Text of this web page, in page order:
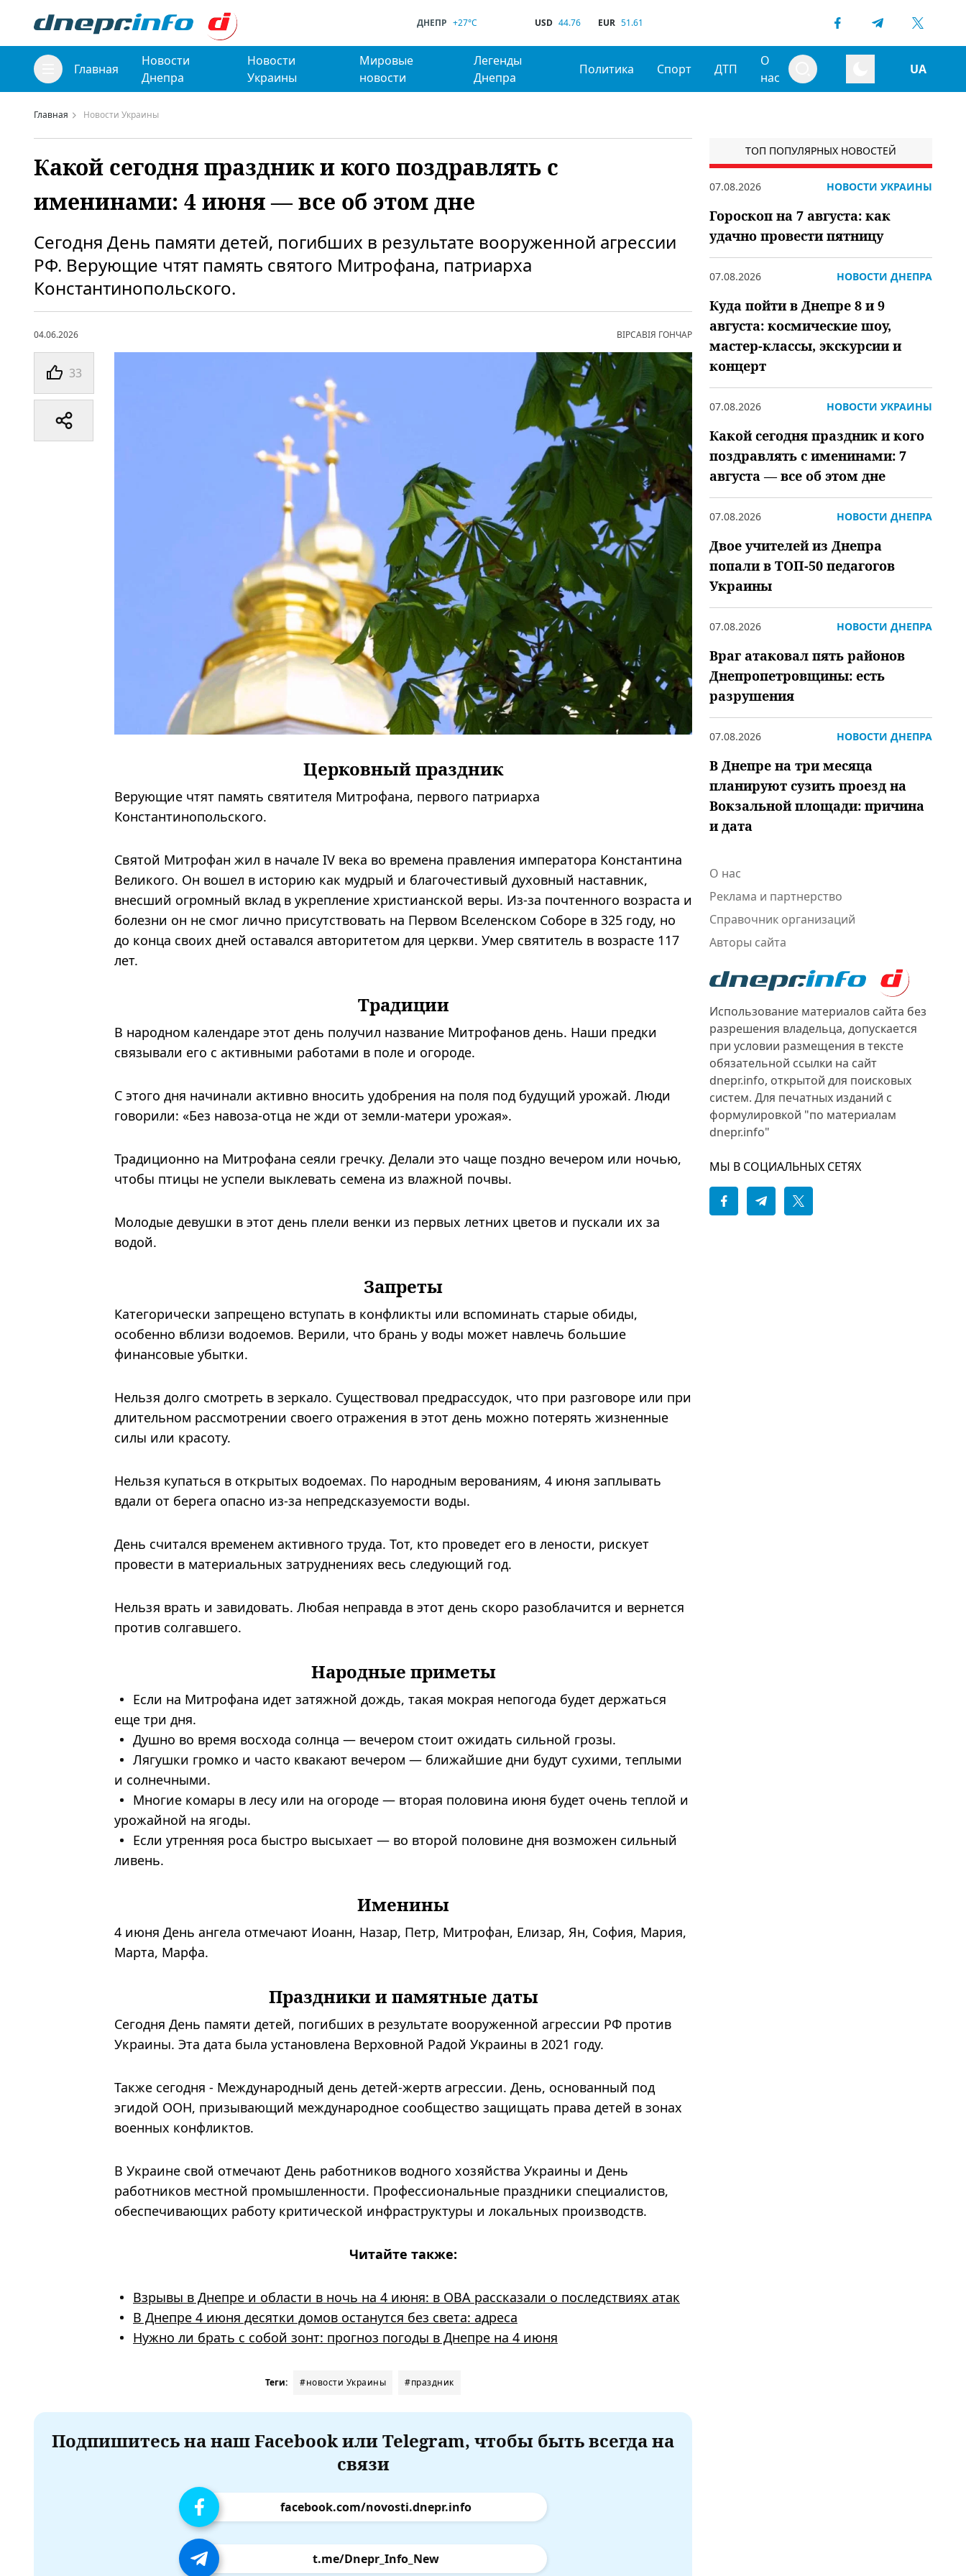
ДНЕПР +27°C USD 44.76 EUR 51.61
Главная
Новости
Днепра
Новости
Украины
Мировые
новости
Легенды
Днепра
Политика Спорт ДТП
О
нас
UA
Главная Новости Украины
Какой сегодня праздник и кого поздравлять с
именинами: 4 июня — все об этом дне
Сегодня День памяти детей, погибших в результате вооруженной агрессии
РФ. Верующие чтят память святого Митрофана, патриарха
Константинопольского.
04.06.2026 ВІРСАВІЯ ГОНЧАР
33
Церковный праздник
Верующие чтят память святителя Митрофана, первого патриарха
Константинопольского.
Святой Митрофан жил в начале IV века во времена правления императора Константина
Великого. Он вошел в историю как мудрый и благочестивый духовный наставник,
внесший огромный вклад в укрепление христианской веры. Из-за почтенного возраста и
болезни он не смог лично присутствовать на Первом Вселенском Соборе в 325 году, но
до конца своих дней оставался авторитетом для церкви. Умер святитель в возрасте 117
лет.
Традиции
В народном календаре этот день получил название Митрофанов день. Наши предки
связывали его с активными работами в поле и огороде.
С этого дня начинали активно вносить удобрения на поля под будущий урожай. Люди
говорили: «Без навоза-отца не жди от земли-матери урожая».
Традиционно на Митрофана сеяли гречку. Делали это чаще поздно вечером или ночью,
чтобы птицы не успели выклевать семена из влажной почвы.
Молодые девушки в этот день плели венки из первых летних цветов и пускали их за
водой.
Запреты
Категорически запрещено вступать в конфликты или вспоминать старые обиды,
особенно вблизи водоемов. Верили, что брань у воды может навлечь большие
финансовые убытки.
Нельзя долго смотреть в зеркало. Существовал предрассудок, что при разговоре или при
длительном рассмотрении своего отражения в этот день можно потерять жизненные
силы или красоту.
Нельзя купаться в открытых водоемах. По народным верованиям, 4 июня заплывать
вдали от берега опасно из-за непредсказуемости воды.
День считался временем активного труда. Тот, кто проведет его в лености, рискует
провести в материальных затруднениях весь следующий год.
Нельзя врать и завидовать. Любая неправда в этот день скоро разоблачится и вернется
против солгавшего.
Народные приметы
Если на Митрофана идет затяжной дождь, такая мокрая непогода будет держаться
еще три дня.
Душно во время восхода солнца — вечером стоит ожидать сильной грозы.
Лягушки громко и часто квакают вечером — ближайшие дни будут сухими, теплыми
и солнечными.
Многие комары в лесу или на огороде — вторая половина июня будет очень теплой и
урожайной на ягоды.
Если утренняя роса быстро высыхает — во второй половине дня возможен сильный
ливень.
Именины
4 июня День ангела отмечают Иоанн, Назар, Петр, Митрофан, Елизар, Ян, София, Мария,
Марта, Марфа.
Праздники и памятные даты
Сегодня День памяти детей, погибших в результате вооруженной агрессии РФ против
Украины. Эта дата была установлена ​​Верховной Радой Украины в 2021 году.
Также сегодня - Международный день детей-жертв агрессии. День, основанный под
эгидой ООН, призывающий международное сообщество защищать права детей в зонах
военных конфликтов.
В Украине свой отмечают День работников водного хозяйства Украины и День
работников местной промышленности. Профессиональные праздники специалистов,
обеспечивающих работу критической инфраструктуры и локальных производств.
Читайте также:
Взрывы в Днепре и области в ночь на 4 июня: в ОВА рассказали о последствиях атак
В Днепре 4 июня десятки домов останутся без света: адреса
Нужно ли брать с собой зонт: прогноз погоды в Днепре на 4 июня
Теги: #новости Украины #праздник
Подпишитесь на наш Facebook или Telegram, чтобы быть всегда на
связи
facebook.com/novosti.dnepr.info
t.me/Dnepr_Info_New
ТОП ПОПУЛЯРНЫХ НОВОСТЕЙ
07.08.2026 НОВОСТИ УКРАИНЫ
Гороскоп на 7 августа: как
удачно провести пятницу
07.08.2026 НОВОСТИ ДНЕПРА
Куда пойти в Днепре 8 и 9
августа: космические шоу,
мастер-классы, экскурсии и
концерт
07.08.2026 НОВОСТИ УКРАИНЫ
Какой сегодня праздник и кого
поздравлять с именинами: 7
августа — все об этом дне
07.08.2026 НОВОСТИ ДНЕПРА
Двое учителей из Днепра
попали в ТОП-50 педагогов
Украины
07.08.2026 НОВОСТИ ДНЕПРА
Враг атаковал пять районов
Днепропетровщины: есть
разрушения
07.08.2026 НОВОСТИ ДНЕПРА
В Днепре на три месяца
планируют сузить проезд на
Вокзальной площади: причина
и дата
О нас
Реклама и партнерство
Справочник организаций
Авторы сайта
Использование материалов сайта без
разрешения владельца, допускается
при условии размещения в тексте
обязательной ссылки на сайт
dnepr.info, открытой для поисковых
систем. Для печатных изданий с
формулировкой "по материалам
dnepr.info"
МЫ В СОЦИАЛЬНЫХ СЕТЯХ